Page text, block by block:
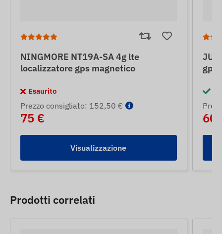
NINGMORE NT19A-SA 4g lte
localizzatore gps magnetico
Esaurito
Prezzo consigliato: 152,50 €
75 €
Visualizzazione
gps
60
Prodotti correlati